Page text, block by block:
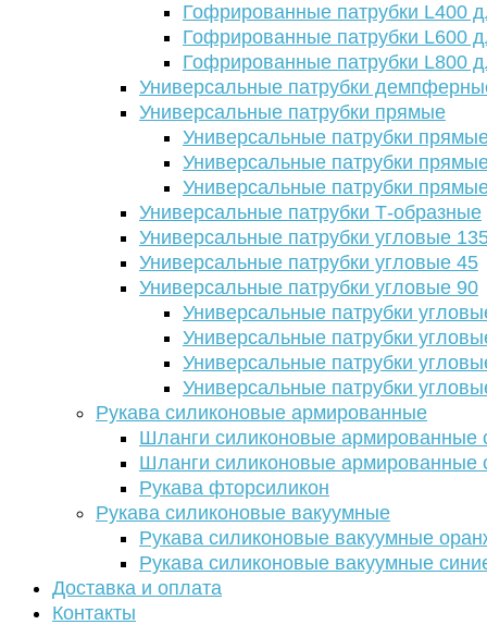
Гофрированные патрубки L400
Гофрированные патрубки L600
Гофрированные патрубки L800
Универсальные патрубки
Универсальные патрубки прямые
Универсальные патрубки
Универсальные патрубки
Универсальные патрубки
Универсальные патрубки Т-образные
Универсальные патрубки угловые
Универсальные патрубки угловые 45
Универсальные патрубки угловые 90
Универсальные патрубки
Универсальные патрубки
Универсальные патрубки
Универсальные патрубки
Рукава силиконовые армированные
Шланги силиконовые армированные
Шланги силиконовые армированные
Рукава фторсиликон
Рукава силиконовые вакуумные
Рукава силиконовые вакуумные
Рукава силиконовые вакуумные
Доставка и оплата
Контакты